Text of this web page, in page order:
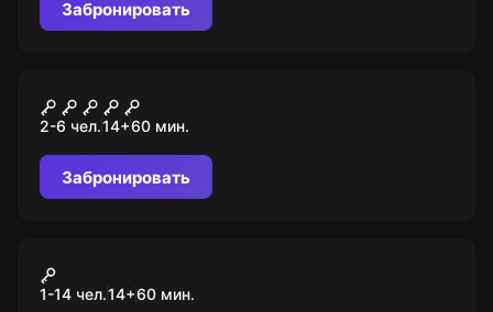
Забронировать
Мумия
2-6 чел.14+60 мин.
Забронировать
Lasertag
1-14 чел.14+60 мин.